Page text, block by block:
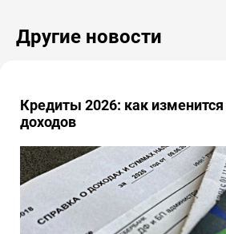
Другие новости
Кредиты 2026: как
доходов